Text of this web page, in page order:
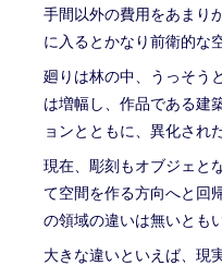
手間以外の費用をあまり
に入るとかなり前衛的な
廻りは林の中、うっそう
は増幅し、作品である建
ョンとともに、異化され
現在、彫刻もオブジェと
て空間を作る方向へと回
の領域の違いは無いとも
大きな違いといえば、現